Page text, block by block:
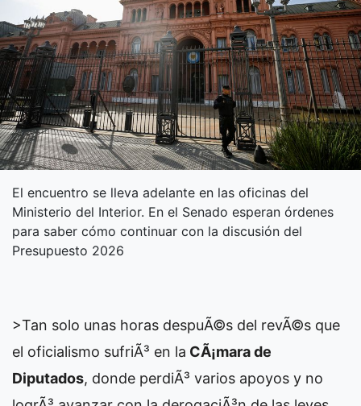
El encuentro se lleva adelante en las oficinas del
Ministerio del Interior. En el Senado esperan órdenes
para saber cómo continuar con la discusión del
Presupuesto 2026
>Tan solo unas horas despuÃ©s del revÃ©s que
el oficialismo sufriÃ³ en la CÃ¡mara de
Diputados, donde perdiÃ³ varios apoyos y no